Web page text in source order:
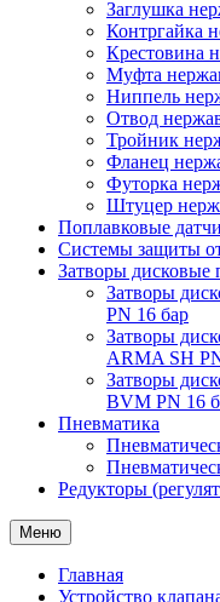
Заглушка
Контргайка
Крестовина
Муфта
Ниппель
Отвод
Тройник
Фланец
Футорка
Штуцер
Поплавковые
Системы защиты
Затворы дисковые
Затворы
PN 16 бар
Затворы
ARMA SH
Затворы
BVM PN 16
Пневматика
Редукторы
Меню
Главная
Устройство